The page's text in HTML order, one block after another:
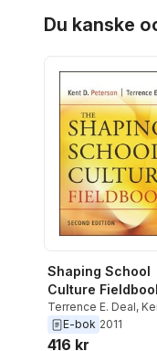
Du kanske
Shaping School
Culture
Terrence E. Deal,
Peterson
E-bok 2011
416 kr